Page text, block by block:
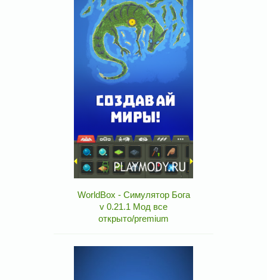
WorldBox - Симулятор Бога
v 0.21.1 Мод все
открыто/premium